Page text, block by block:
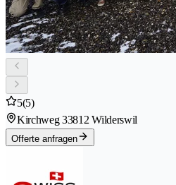
5(5)
Kirchweg 33812 Wilderswil
Offerte anfragen